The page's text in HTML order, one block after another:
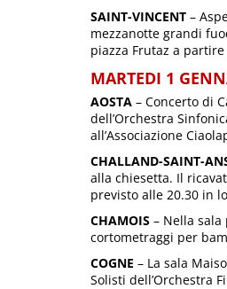
SAINT-VINCENT –
mezzanotte grandi
piazza Frutaz a
MARTEDI 1
AOSTA – Concerto di
dell’Orchestra
all’Associazione
CHALLAND-SAINT-
alla chiesetta. Il
previsto alle 20.30 in
CHAMOIS – Nella
cortometraggi per
COGNE – La sala
Solisti dell’Orchestra